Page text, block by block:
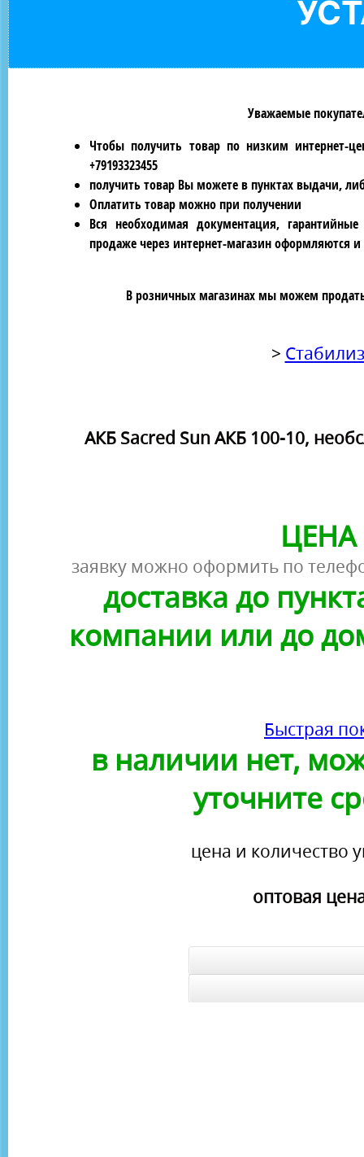
Уважаемые
Чтобы получить товар по низким интернет-
+79193323455
получить товар Вы можете в пунктах выдачи,
Оплатить товар можно при получении
Вся необходимая документация,
продаже через интернет-магазин оформляются
В розничных магазинах мы можем
>
АКБ Sacred Sun АКБ 100-10,
ЦЕНА
заявку можно оформить по
доставка до
компании или до
Быстрая
в наличии нет,
уточните
цена и количество
оптовая